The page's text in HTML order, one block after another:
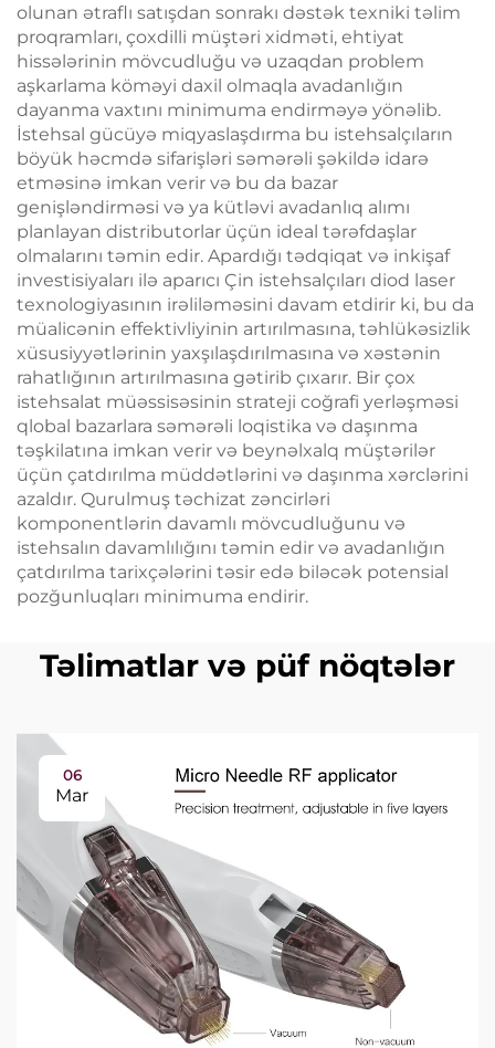
olunan ətraflı satışdan sonrakı dəstək texniki təlim
proqramları, çoxdilli müştəri xidməti, ehtiyat
hissələrinin mövcudluğu və uzaqdan problem
aşkarlama köməyi daxil olmaqla avadanlığın
dayanma vaxtını minimuma endirməyə yönəlib.
İstehsal gücüyə miqyaslaşdırma bu istehsalçıların
böyük həcmdə sifarişləri səmərəli şəkildə idarə
etməsinə imkan verir və bu da bazar
genişləndirməsi və ya kütləvi avadanlıq alımı
planlayan distributorlar üçün ideal tərəfdaşlar
olmalarını təmin edir. Apardığı tədqiqat və inkişaf
investisiyaları ilə aparıcı Çin istehsalçıları diod laser
texnologiyasının irəliləməsini davam etdirir ki, bu da
müalicənin effektivliyinin artırılmasına, təhlükəsizlik
xüsusiyyətlərinin yaxşılaşdırılmasına və xəstənin
rahatlığının artırılmasına gətirib çıxarır. Bir çox
istehsalat müəssisəsinin strateji coğrafi yerləşməsi
qlobal bazarlara səmərəli loqistika və daşınma
təşkilatına imkan verir və beynəlxalq müştərilər
üçün çatdırılma müddətlərini və daşınma xərclərini
azaldır. Qurulmuş təchizat zəncirləri
komponentlərin davamlı mövcudluğunu və
istehsalın davamlılığını təmin edir və avadanlığın
çatdırılma tarixçələrini təsir edə biləcək potensial
pozğunluqları minimuma endirir.
Təlimatlar və püf nöqtələr
06
Mar